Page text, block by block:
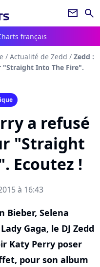
newsletter search
français
/ Actualité de Zedd / Zedd :
"Straight Into The Fire".
a refusé
"Straight
Ecoutez !
à 16:43
Bieber, Selena
Gaga, le DJ Zedd
Katy Perry poser
pour son album